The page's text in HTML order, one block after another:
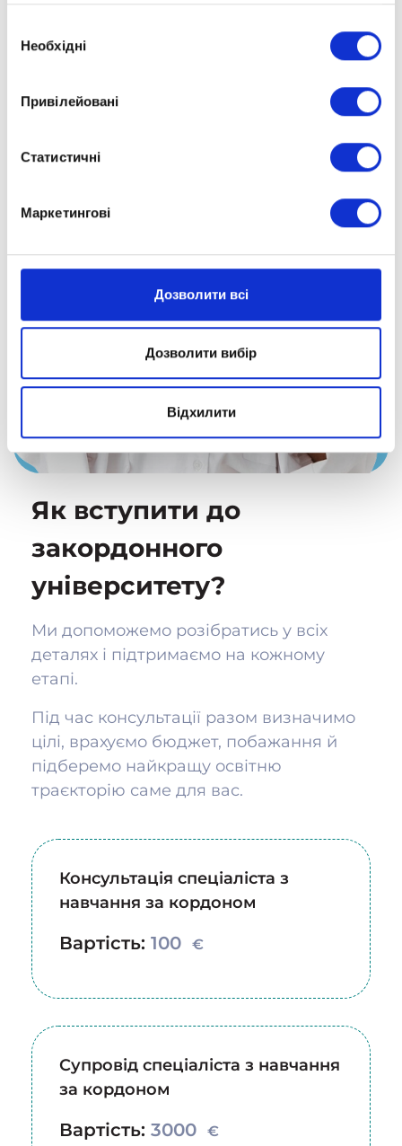
згоди
Необхідні
Привілейовані
Статистичні
Маркетингові
Дозволити всі
Дозволити вибір
Відхилити
Як вступити до
закордонного
університету?
Ми допоможемо розібратись у всіх
деталях і підтримаємо на кожному
етапі.
Під час консультації разом визначимо
цілі, врахуємо бюджет, побажання й
підберемо найкращу освітню
траєкторію саме для вас.
Консультація спеціаліста з
навчання за кордоном
Вартість: 100 €
Супровід спеціаліста з навчання
за кордоном
Вартість: 3000 €